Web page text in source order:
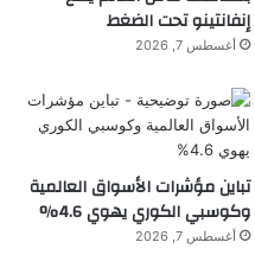
إنفانتينو تحت الضغط
أغسطس 7, 2026
تباين مؤشرات الأسواق العالمية
وكوسبي الكوري يهوي 4.6%
أغسطس 7, 2026